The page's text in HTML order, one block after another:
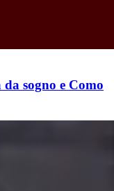
sogno e Como